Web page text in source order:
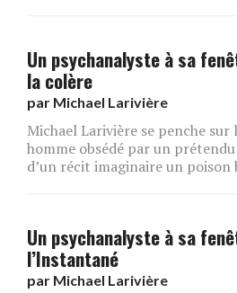
Un psychanalyste à sa
la colère
par Michael Larivière
Michael Larivière se penche sur
homme obsédé par un
d’un récit imaginaire un poison
Un psychanalyste à sa
l’Instantané
par Michael Larivière